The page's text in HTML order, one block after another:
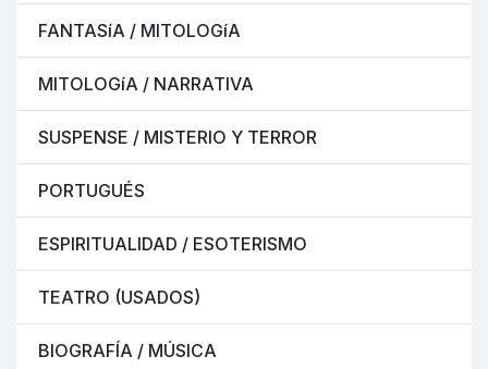
FANTASíA / MITOLOGíA
MITOLOGíA / NARRATIVA
SUSPENSE / MISTERIO Y TERROR
PORTUGUÉS
ESPIRITUALIDAD / ESOTERISMO
TEATRO (USADOS)
BIOGRAFÍA / MÚSICA